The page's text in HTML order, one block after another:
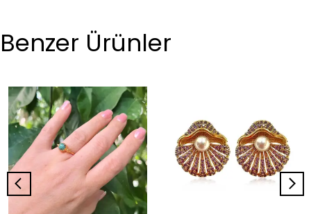
Benzer Ürünler